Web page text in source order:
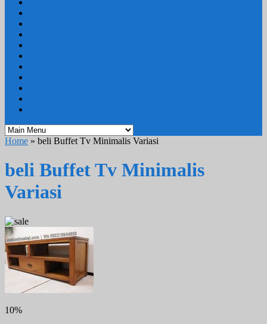
Home » beli Buffet Tv Minimalis Variasi
beli Buffet Tv Minimalis
Variasi
10%